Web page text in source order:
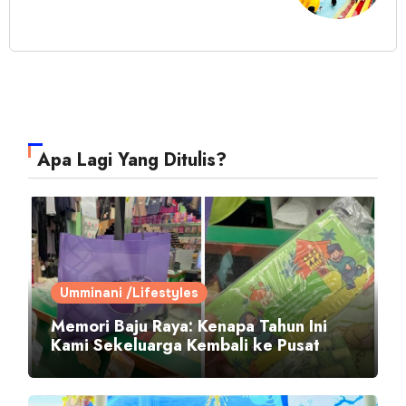
Apa Lagi Yang Ditulis?
Umminani /Lifestyles
Memori Baju Raya: Kenapa Tahun Ini
Kami Sekeluarga Kembali ke Pusat
Pakaian Hari-Hari?